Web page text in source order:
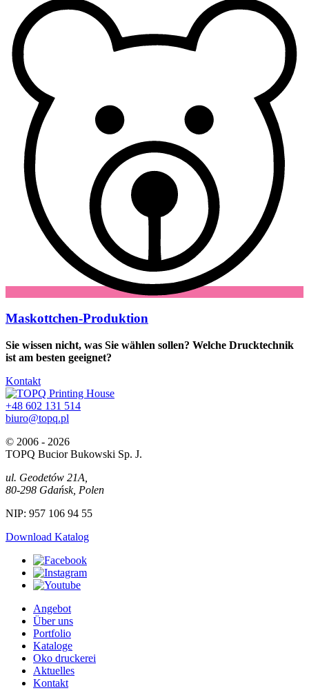
Maskottchen-Produktion
Sie wissen nicht, was Sie wählen sollen? Welche Drucktechnik
ist am besten geeignet?
Kontakt
+48 602 131 514
biuro@topq.pl
© 2006 - 2026
TOPQ Bucior Bukowski Sp. J.
ul. Geodetów 21A,
80-298 Gdańsk, Polen
NIP: 957 106 94 55
Download Katalog
Angebot
Über uns
Portfolio
Kataloge
Oko druckerei
Aktuelles
Kontakt